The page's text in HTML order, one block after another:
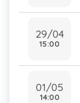
29/04
15:00
01/05
14:00